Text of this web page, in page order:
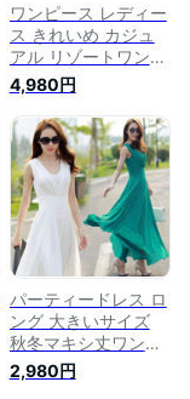
ワンピース レディー
ス きれいめ カジュ
アル リゾートワンピ
ース シフォン シフ
ォンワンピース サマ
ードレス サンドレス
シフォンドレス ロン
グワンピース マキシ
ワンピース マキシ
ロング ストラップ
花柄 ノースリーブ
肩見せ 春 夏 美脚 パ
ーティー 舞台 海 リ
ゾート
4,980円
パーティードレス ロ
ング 大きいサイズ
秋冬マキシ丈ワンピ
ース 春夏シフォンマ
キシワンピース フレ
2,980円